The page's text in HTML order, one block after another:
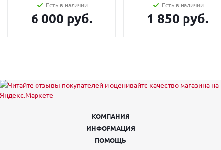
Есть в наличии
6 000 руб.
Есть в наличии
1 850 руб.
КОМПАНИЯ
ИНФОРМАЦИЯ
ПОМОЩЬ